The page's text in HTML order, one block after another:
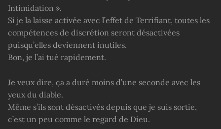
Intimidation ».
Si je la laisse activée avec l’effet de Terrifiant, toutes les
compétences de discrétion seront désactivées
puisqu’elles deviennent inutiles.
Bon, je l’ai tué rapidement.
Je veux dire, ça a duré moins d’une seconde avec les
yeux du diable.
Même s’ils sont désactivés depuis que je suis sortie,
c’est un peu comme le regard de Dieu.